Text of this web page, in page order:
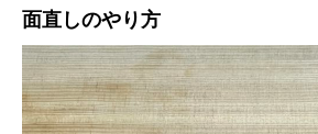
面直しのやり方